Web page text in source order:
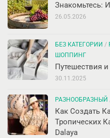
Знакомьтесь:
26.05.2026
БЕЗ КАТЕГОРИИ /
ШОППИНГ
Путешествия
30.11.2025
РАЗНООБРАЗНЫЙ
Как Создать
Тропических
Dalaya